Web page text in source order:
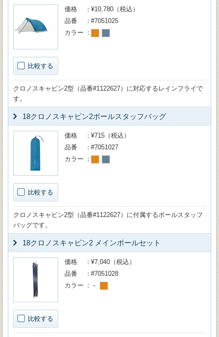
比較する
価格
¥10,780（税込）
品番
#7051025
カラー
クロノスキャビン2型（品番#1122627）に対応するレインフライで
す。
18クロノスキャビン2ポールスタッフバッグ
比較する
価格
¥715（税込）
品番
#7051027
カラー
クロノスキャビン2型（品番#1122627）に付属するポールスタッフ
バッグです。
18クロノスキャビン2 メインポールセット
比較する
価格
¥7,040（税込）
品番
#7051028
カラー
－